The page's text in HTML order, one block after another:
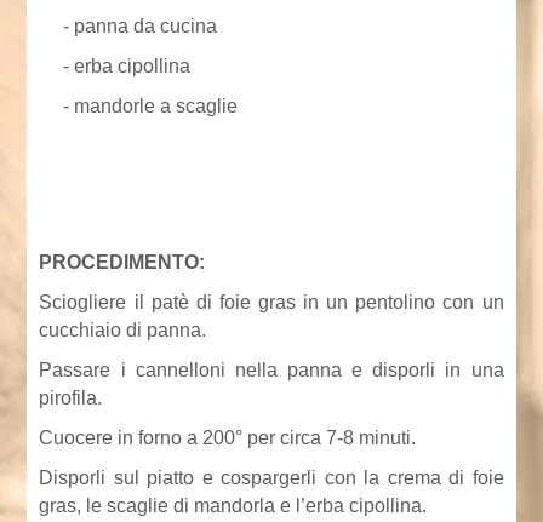
- panna da cucina
- erba cipollina
- mandorle a scaglie
PROCEDIMENTO:
Sciogliere il patè di foie gras in un pentolino con un
cucchiaio di panna.
Passare i cannelloni nella panna e disporli in una
pirofila.
Cuocere in forno a 200° per circa 7-8 minuti.
Disporli sul piatto e cospargerli con la crema di foie
gras, le scaglie di mandorla e l’erba cipollina.